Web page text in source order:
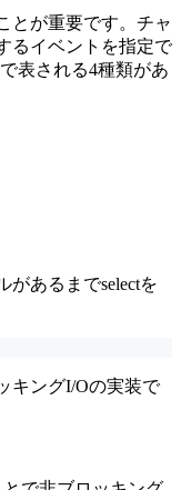
とが重要です。チャ
るイベントを指定で
表される4種類があ
があるまでselectを
キングI/Oの実装で